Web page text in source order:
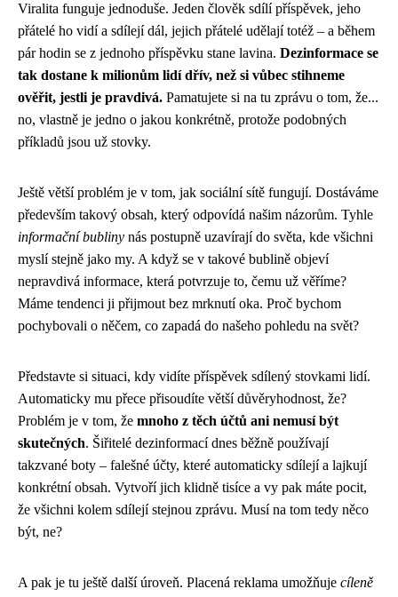
Viralita funguje jednoduše. Jeden člověk sdílí příspěvek, jeho
přátelé ho vidí a sdílejí dál, jejich přátelé udělají totéž – a během
pár hodin se z jednoho příspěvku stane lavina. Dezinformace se
tak dostane k milionům lidí dřív, než si vůbec stihneme
ověřit, jestli je pravdivá. Pamatujete si na tu zprávu o tom, že...
no, vlastně je jedno o jakou konkrétně, protože podobných
příkladů jsou už stovky.
Ještě větší problém je v tom, jak sociální sítě fungují. Dostáváme
především takový obsah, který odpovídá našim názorům. Tyhle
informační bubliny nás postupně uzavírají do světa, kde všichni
myslí stejně jako my. A když se v takové bublině objeví
nepravdivá informace, která potvrzuje to, čemu už věříme?
Máme tendenci ji přijmout bez mrknutí oka. Proč bychom
pochybovali o něčem, co zapadá do našeho pohledu na svět?
Představte si situaci, kdy vidíte příspěvek sdílený stovkami lidí.
Automaticky mu přece přisoudíte větší důvěryhodnost, že?
Problém je v tom, že mnoho z těch účtů ani nemusí být
skutečných. Šiřitelé dezinformací dnes běžně používají
takzvané boty – falešné účty, které automaticky sdílejí a lajkují
konkrétní obsah. Vytvoří jich klidně tisíce a vy pak máte pocit,
že všichni kolem sdílejí stejnou zprávu. Musí na tom tedy něco
být, ne?
A pak je tu ještě další úroveň. Placená reklama umožňuje cíleně